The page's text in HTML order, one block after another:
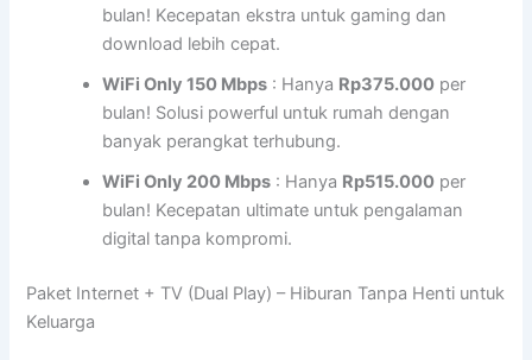
bulan! Kecepatan ekstra untuk gaming dan
download lebih cepat.
WiFi Only 150 Mbps : Hanya Rp375.000 per
bulan! Solusi powerful untuk rumah dengan
banyak perangkat terhubung.
WiFi Only 200 Mbps : Hanya Rp515.000 per
bulan! Kecepatan ultimate untuk pengalaman
digital tanpa kompromi.
Paket Internet + TV (Dual Play) – Hiburan Tanpa Henti untuk
Keluarga